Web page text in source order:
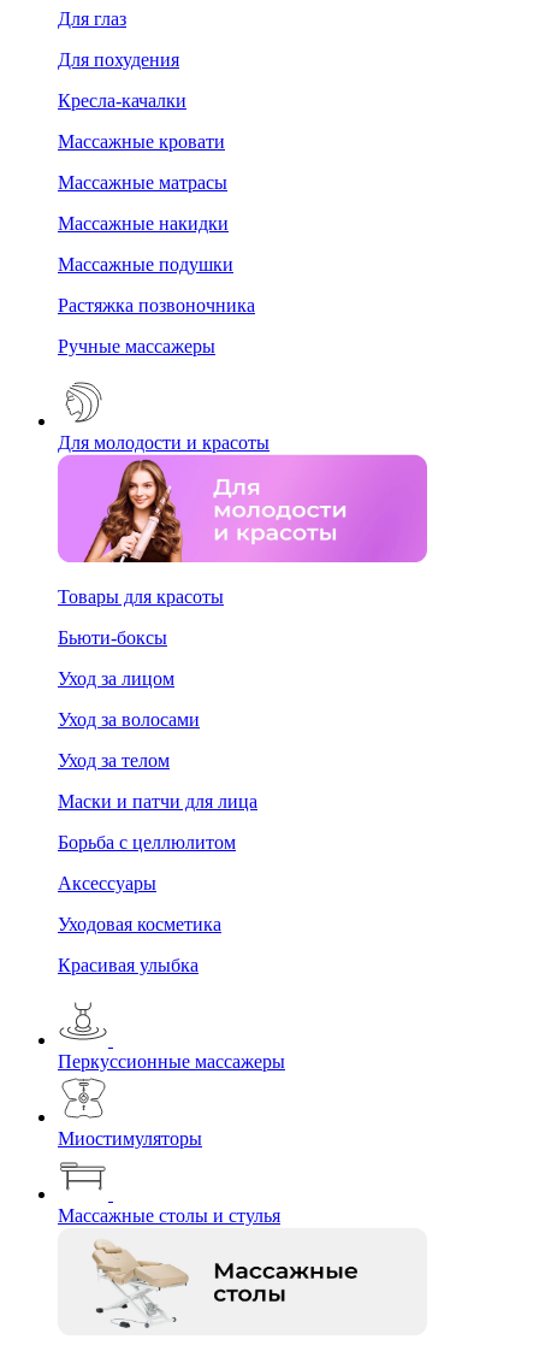
Для глаз
Для похудения
Кресла-качалки
Массажные кровати
Массажные матрасы
Массажные накидки
Массажные подушки
Растяжка позвоночника
Ручные массажеры
Для молодости и красоты
Товары для красоты
Бьюти-боксы
Уход за лицом
Уход за волосами
Уход за телом
Маски и патчи для лица
Борьба с целлюлитом
Аксессуары
Уходовая косметика
Красивая улыбка
Перкуссионные массажеры
Миостимуляторы
Массажные столы и стулья